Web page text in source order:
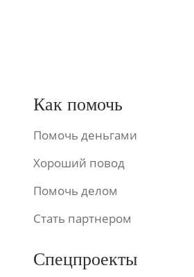
Как помочь
Помочь деньгами
Хороший повод
Помочь делом
Стать партнером
Спецпроекты